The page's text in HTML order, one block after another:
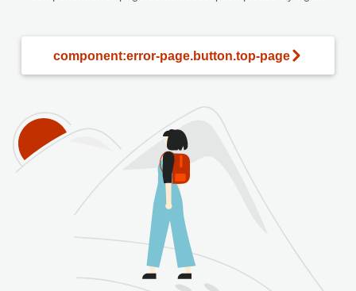
component:error-page.button.top-page